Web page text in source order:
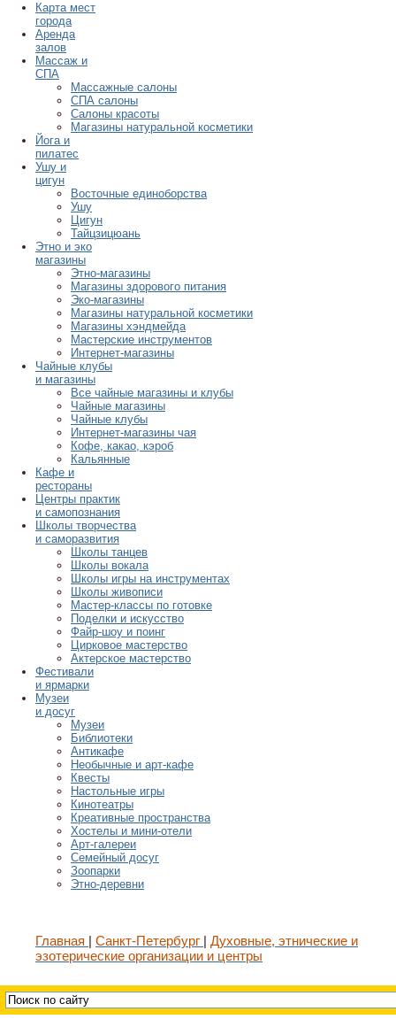
Карта мест
города
Аренда
залов
Массаж и
СПА
Массажные салоны
СПА салоны
Салоны красоты
Магазины натуральной косметики
Йога и
пилатес
Ушу и
цигун
Восточные единоборства
Ушу
Цигун
Тайцзицюань
Этно и эко
магазины
Этно-магазины
Магазины здорового питания
Эко-магазины
Магазины натуральной косметики
Магазины хэндмейда
Мастерские инструментов
Интернет-магазины
Чайные клубы
и магазины
Все чайные магазины и клубы
Чайные магазины
Чайные клубы
Интернет-магазины чая
Кофе, какао, кэроб
Кальянные
Кафе и
рестораны
Центры практик
и самопознания
Школы творчества
и саморазвития
Школы танцев
Школы вокала
Школы игры на инструментах
Школы живописи
Мастер-классы по готовке
Поделки и искусство
Файр-шоу и поинг
Цирковое мастерство
Актерское мастерство
Фестивали
и ярмарки
Музеи
и досуг
Музеи
Библиотеки
Антикафе
Необычные и арт-кафе
Квесты
Настольные игры
Кинотеатры
Креативные пространства
Хостелы и мини-отели
Арт-галереи
Семейный досуг
Зоопарки
Этно-деревни
Главная Санкт-Петербург
Духовные, этнические и
эзотерические организации и центры